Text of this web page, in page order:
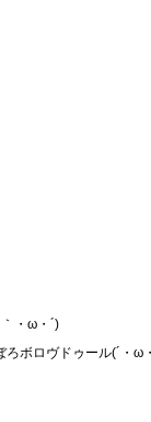
・ω・´)
ろボロヴドゥール(´・ω